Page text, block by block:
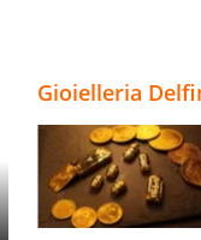
Gioielleria